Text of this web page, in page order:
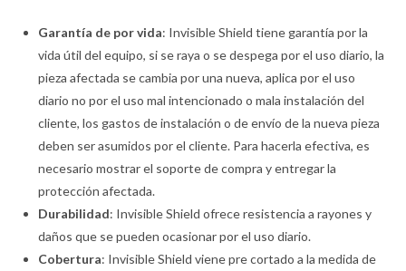
Garantía de por vida: Invisible Shield tiene garantía por la
vida útil del equipo, si se raya o se despega por el uso diario, la
pieza afectada se cambia por una nueva, aplica por el uso
diario no por el uso mal intencionado o mala instalación del
cliente, los gastos de instalación o de envío de la nueva pieza
deben ser asumidos por el cliente. Para hacerla efectiva, es
necesario mostrar el soporte de compra y entregar la
protección afectada.
Durabilidad: Invisible Shield ofrece resistencia a rayones y
daños que se pueden ocasionar por el uso diario.
Cobertura: Invisible Shield viene pre cortado a la medida de